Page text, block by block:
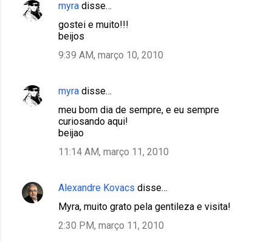
myra disse…
gostei e muito!!!
beijos
9:39 AM, março 10, 2010
myra disse…
meu bom dia de sempre, e eu sempre
curiosando aqui!
beijao
11:14 AM, março 11, 2010
Alexandre Kovacs disse…
Myra, muito grato pela gentileza e visita!
2:30 PM, março 11, 2010